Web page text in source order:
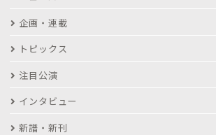
企画・連載
トピックス
注目公演
インタビュー
新譜・新刊